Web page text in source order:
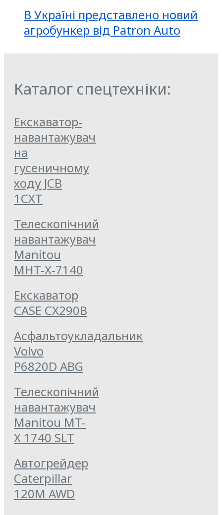
В Україні представлено новий
агробункер від Patron Auto
Каталог спецтехніки:
Екскаватор-
навантажувач
на
гусеничному
ходу JCB
1СХТ
Телескопічний
навантажувач
Manitou
MHT-X-7140
Екскаватор
CASE CX290B
Асфальтоукладальник
Volvo
P6820D ABG
Телескопічний
навантажувач
Manitou MT-
X 1740 SLT
Автогрейдер
Caterpillar
120M AWD